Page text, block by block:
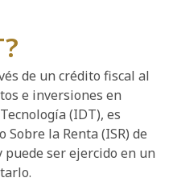
de un crédito fiscal al
e inversiones en
(IDT), es
la Renta (ISR) de
ser ejercido en un